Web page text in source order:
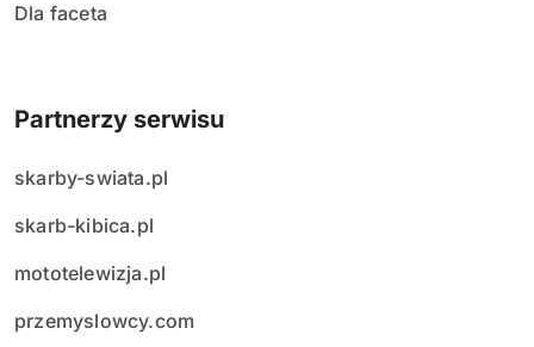
Dla faceta
Partnerzy serwisu
skarby-swiata.pl
skarb-kibica.pl
mototelewizja.pl
przemyslowcy.com